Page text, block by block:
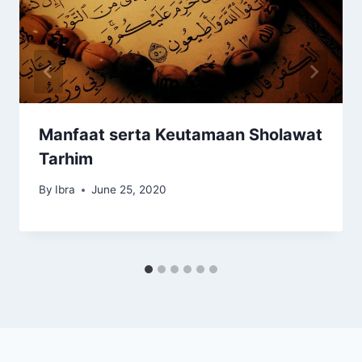
Manfaat serta Keutamaan Sholawat
Tarhim
By Ibra June 25, 2020